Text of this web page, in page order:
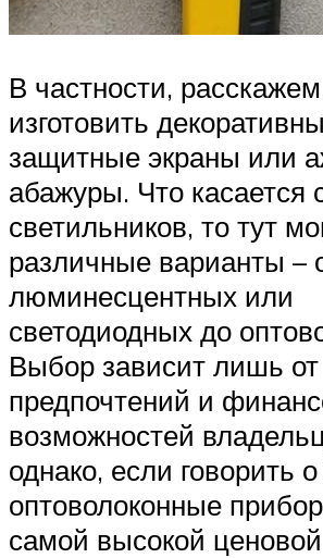
В частности,
изготовить
защитные экраны или
абажуры. Что касается
светильников, то тут
различные варианты –
люминесцентных или
светодиодных до
Выбор зависит лишь от
предпочтений и
возможностей
однако, если говорить
оптоволоконные
самой высокой ценовой